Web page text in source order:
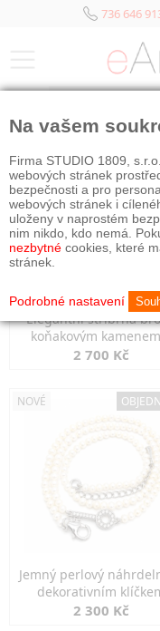
736 646
Elegantní stříbrná
koňakovým
markazity
2 700 Kč
NOVÉ
Jemný perlový
dekorativním
2 300 Kč
Na vašem
Firma STUDIO 1809,
webových stránek
bezpečnosti a pro
webových stránek i
uloženy v naprostém
nim nikdo, kdo nemá.
nezbytné cookies, které
stránek.
Podrobné nastavení